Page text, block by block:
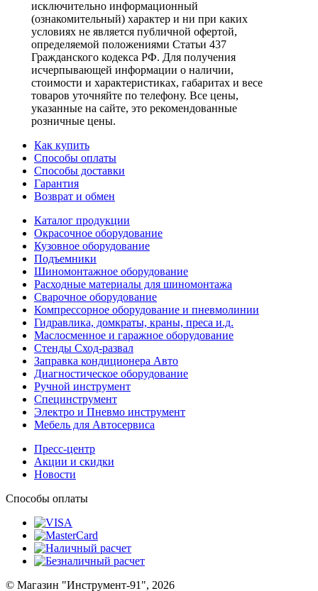
исключительно информационный
(ознакомительный) характер и ни при каких
условиях не является публичной офертой,
определяемой положениями Статьи 437
Гражданского кодекса РФ. Для получения
исчерпывающей информации о наличии,
стоимости и характеристиках, габаритах и весе
товаров уточняйте по телефону. Все цены,
указанные на сайте, это рекомендованные
розничные цены.
Как купить
Способы оплаты
Способы доставки
Гарантия
Возврат и обмен
Каталог продукции
Окрасочное оборудование
Кузовное оборудование
Подъемники
Шиномонтажное оборудование
Расходные материалы для шиномонтажа
Сварочное оборудование
Компрессорное оборудование и пневмолинии
Гидравлика, домкраты, краны, преса и.д.
Маслосменное и гаражное оборудование
Стенды Сход-развал
Заправка кондиционера Авто
Диагностическое оборудование
Ручной инструмент
Специнструмент
Электро и Пневмо инструмент
Мебель для Автосервиса
Пресс-центр
Акции и скидки
Новости
Способы оплаты
© Магазин "Инструмент-91", 2026